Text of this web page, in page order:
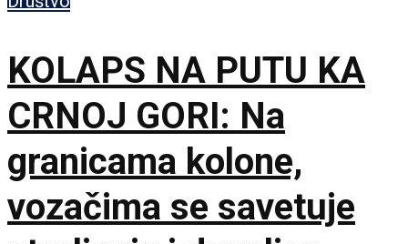
Bogdana!
KOLAPS NA PUTU KA
CRNOJ GORI: Na
granicama kolone,
vozačima se savetuje